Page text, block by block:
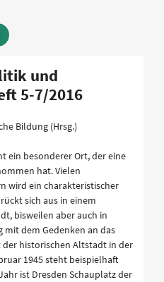
und
5-7/2016
Bildung (Hrsg.)
ein besonderer Ort, der eine
hat. Vielen
wird ein charakteristischer
sich aus in einem
bisweilen aber auch in
mit dem Gedenken an das
historischen Altstadt in der
1945 steht beispielhaft
ist Dresden Schauplatz der